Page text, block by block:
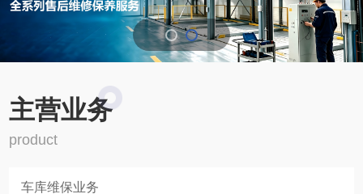
主营业务
主营业务
product
务